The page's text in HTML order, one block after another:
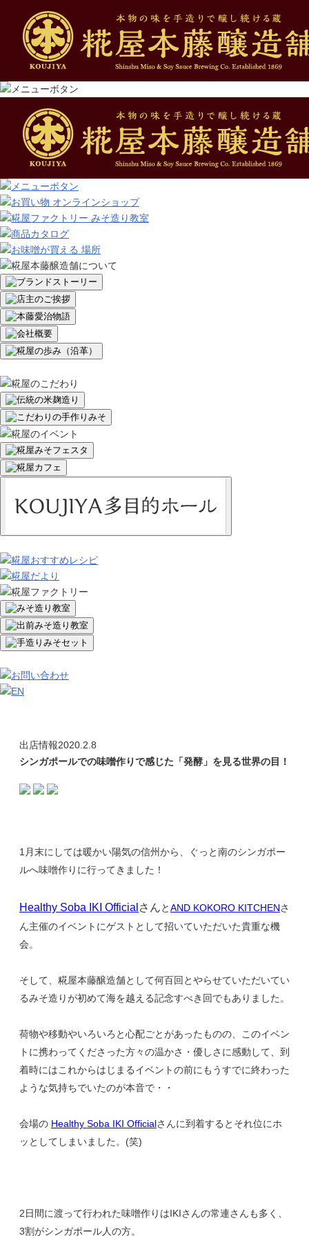
出店情報2020.2.8
シンガポールでの味噌作りで感じた「発酵」を見る世界の目！
1月末にしては暖かい陽気の信州から、ぐっと南のシンガポー
ルへ味噌作りに行ってきました！
Healthy Soba IKI Official さんとAND KOKORO KITCHENさ
ん主催のイベントにゲストとして招いていただいた貴重な機
会。
そして、糀屋本藤醸造舗として何百回とやらせていただいてい
るみそ造りが初めて海を越える記念すべき回でもありました。
荷物や移動やいろいろと心配ごとがあったものの、このイベン
トに携わってくださった方々の温かさ・優しさに感動して、到
着時にはこれからはじまるイベントの前にもうすでに終わった
ような気持ちでいたのが本音で・・
会場の Healthy Soba IKI Officialさんに到着するとそれ位にホ
ッとしてしまいました。(笑)
2日間に渡って行われた味噌作りはIKIさんの常連さんも多く、
3割がシンガポール人の方。